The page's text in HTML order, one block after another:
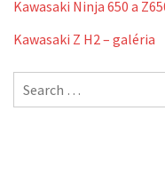
Kawasaki Ninja 650 a
Kawasaki Z H2 – galéria
Search
for: